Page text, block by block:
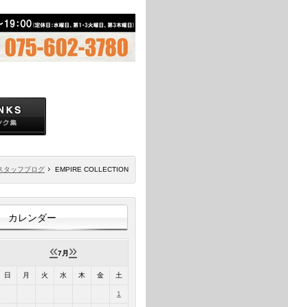
タッフブログ EMPIRE COLLECTION
カレンダー
«7月 »
日 月 火 水 木 金 土
1